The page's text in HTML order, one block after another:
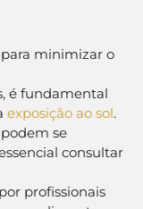
minimizar o
é fundamental
exposição ao sol.
se
consultar
profissionais